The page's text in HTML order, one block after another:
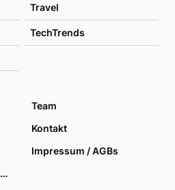
Travel
TechTrends
Team
Kontakt
Impressum / AGBs
Datenschutzoptionen verwalten